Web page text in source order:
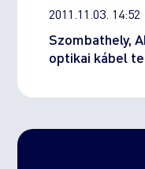
2011.11.03. 14:52
Szombathely,
optikai kábel